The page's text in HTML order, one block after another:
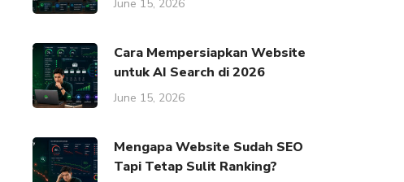
June 15, 2026
Cara Mempersiapkan Website
untuk AI Search di 2026
June 15, 2026
Mengapa Website Sudah SEO
Tapi Tetap Sulit Ranking?